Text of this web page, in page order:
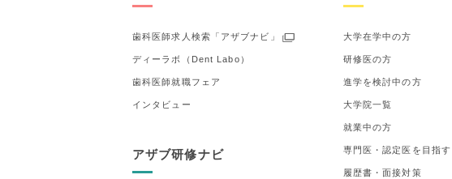
歯科医師求人検索「アザブナビ」
ディーラボ（Dent Labo）
歯科医師就職フェア
インタビュー
アザブ研修ナビ
大学在学中の方
研修医の方
進学を検討中の方
大学院一覧
就業中の方
専門医・認定医を目指す
履歴書・面接対策